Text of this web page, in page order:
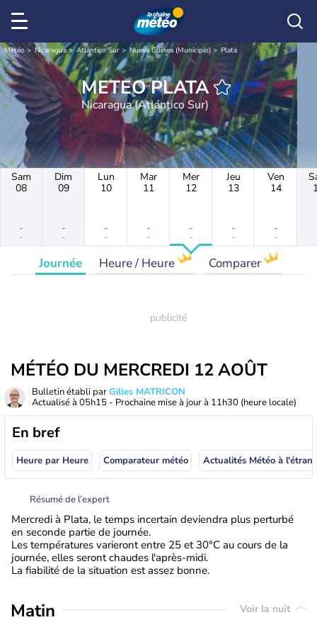
Météo Nicaragua Atlántico Sur Nueva Guinea (Municipio) Plata
METEO PLATA
Nicaragua (Atlántico Sur)
Sam
08
-
-
Dim
09
-
-
Lun
10
-
-
Mar
11
-
-
Mer
12
-
-
Jeu
13
-
-
Ven
14
-
-
Journée Heure / Heure Comparer
MÉTÉO DU MERCREDI 12 AOÛT
Bulletin établi parGilles MATRICON
Actualisé à 05h15 - Prochaine mise à jour à 11h30 (heure locale)
En bref
Heure par Heure Comparateur météo
Résumé de l’expert
Mercredi à Plata, le temps incertain deviendra plus perturbé
en seconde partie de journée.
Les températures varieront entre 25 et 30°C au cours de la
journée, elles seront chaudes l'après-midi.
La fiabilité de la situation est assez bonne.
Matin Voir la nuit